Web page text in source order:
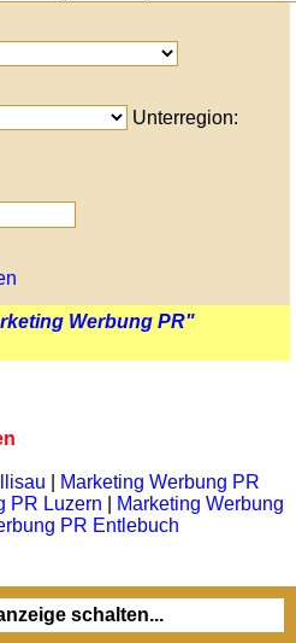
Unterregion:
Werbung PR"
Marketing Werbung PR
PR Luzern
Marketing Werbung
PR Entlebuch
schalten...